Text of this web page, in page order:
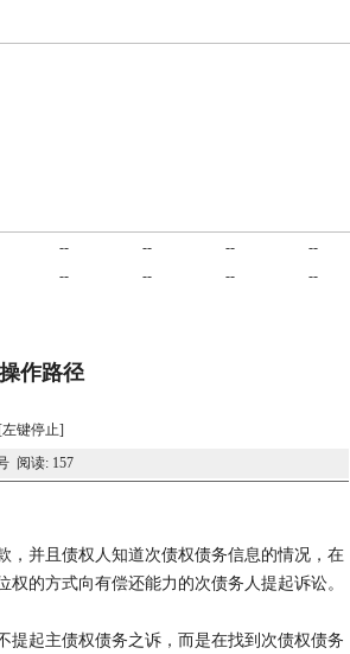
-- -- -- --
-- -- -- --
作路径
键停止]
阅读: 157
，并且债权人知道次债权债务信息的情况，在
的方式向有偿还能力的次债务人提起诉讼。
提起主债权债务之诉，而是在找到次债权债务